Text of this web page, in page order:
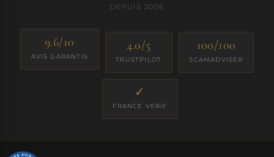
DEPUIS 2008
9.6/10
AVIS GARANTIS
4.0/5
TRUSTPILOT
100/100
SCAMADVISER
✓
FRANCE VERIF